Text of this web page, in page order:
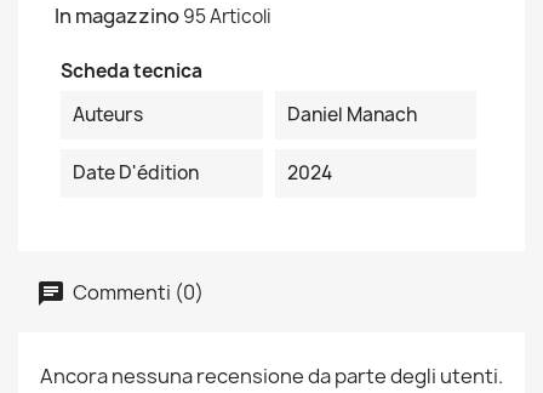
In magazzino95 Articoli
Scheda tecnica
Auteurs
Daniel Manach
Date D'édition 2024
Commenti (0)
Ancora nessuna recensione da parte degli utenti.